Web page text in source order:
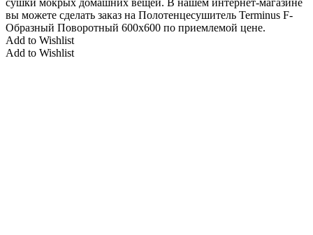
сушки мокрых домашних вещей. В нашем интернет-магазине
вы можете сделать заказ на Полотенцесушитель Terminus F-
Образный Поворотный 600х600 по приемлемой цене.
Add to Wishlist
Add to Wishlist